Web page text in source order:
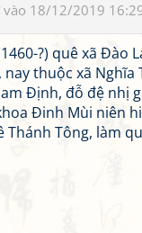
vào 18/12/2019
?) quê xã Đào
thuộc xã Nghĩa
Định, đỗ đệ nhị
Đinh Mùi niên
Thánh Tông, làm